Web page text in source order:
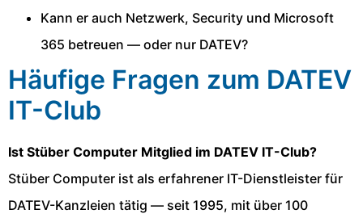
Kann er auch Netzwerk, Security und Microsoft
365 betreuen — oder nur DATEV?
Häufige Fragen zum DATEV
IT-Club
Ist Stüber Computer Mitglied im DATEV IT-Club?
Stüber Computer ist als erfahrener IT-Dienstleister für
DATEV-Kanzleien tätig — seit 1995, mit über 100